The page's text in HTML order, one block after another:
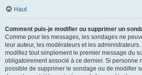
Haut
Comment puis-je modifier ou supprimer un
Comme pour les messages, les sondages ne
leur auteur, les modérateurs et les
modifiez tout simplement le premier message du
obligatoirement associé à ce dernier. Si personne
possible de supprimer le sondage ou de modifier